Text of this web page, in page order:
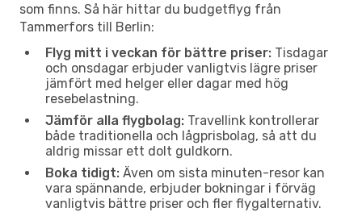
som finns. Så här hittar du budgetflyg från
Tammerfors till Berlin:
Flyg mitt i veckan för bättre priser: Tisdagar
och onsdagar erbjuder vanligtvis lägre priser
jämfört med helger eller dagar med hög
resebelastning.
Jämför alla flygbolag: Travellink kontrollerar
både traditionella och lågprisbolag, så att du
aldrig missar ett dolt guldkorn.
Boka tidigt: Även om sista minuten-resor kan
vara spännande, erbjuder bokningar i förväg
vanligtvis bättre priser och fler flygalternativ.